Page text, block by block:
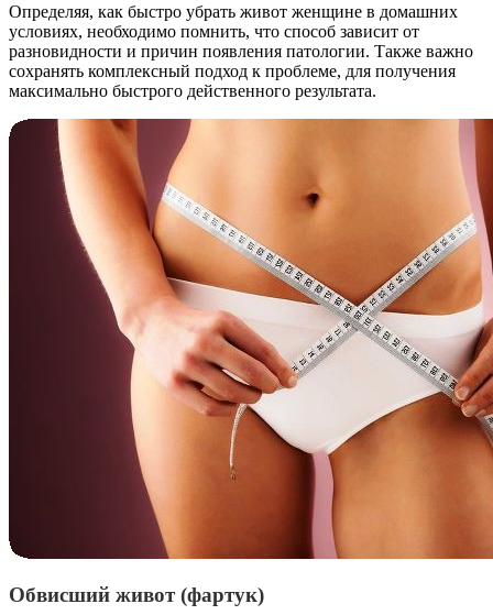
Определяя, как быстро убрать живот женщине в домашних
условиях, необходимо помнить, что способ зависит от
разновидности и причин появления патологии. Также важно
сохранять комплексный подход к проблеме, для получения
максимально быстрого действенного результата.
Обвисший живот (фартук)